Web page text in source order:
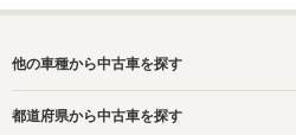
他の車種から中古車を探す
都道府県から中古車を探す